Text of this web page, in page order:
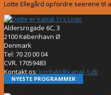
Lotte Ellegård opfordre seerene til
Aldersrogade 6C, 3
2100 København Ø
Denmark
Tel: 70 20 00 04
CVR. 17059483
Kontakt os: kontakt@kanal-1.dk
NYESTE PROGRAMMER